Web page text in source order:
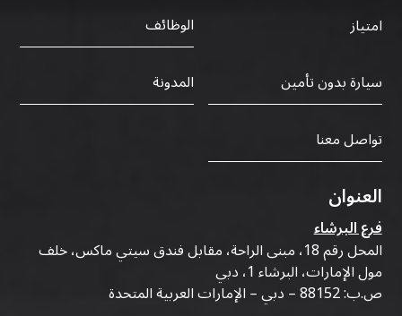
امتياز
الوظائف
سيارة بدون تأمين
المدونة
تواصل معنا
العنوان
فرع البرشاء
المحل رقم 18، مبنى الراحة، مقابل فندق سيتي ماكس، خلف
مول الإمارات، البرشاء 1، دبي
ص.ب: 88152 – دبي – الإمارات العربية المتحدة